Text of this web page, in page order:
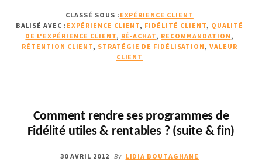
LIEN
ENTRE
EXPÉRIENCE
CLASSÉ SOUS : EXPÉRIENCE CLIENT
BALISÉ AVEC : EXPÉRIENCE CLIENT, FIDÉLITÉ CLIENT, QUALITÉ
DE L'EXPÉRIENCE CLIENT, RÉ-ACHAT, RECOMMANDATION ,
RÉTENTION CLIENT, STRATÉGIE DE FIDÉLISATION ,VALEUR
CLIENT
Comment rendre ses programmes de
Fidélité utiles & rentables ? (suite & fin)
30 AVRIL 2012 By LIDIA BOUTAGHANE